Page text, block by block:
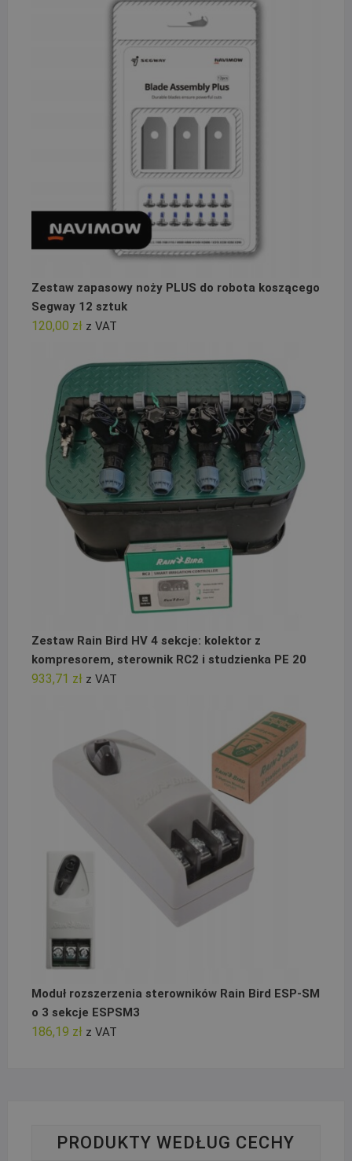
Zestaw zapasowy noży PLUS do robota koszącego
Segway 12 sztuk
120,00 zł z VAT
Zestaw Rain Bird HV 4 sekcje: kolektor z
kompresorem, sterownik RC2 i studzienka PE 20
933,71 zł z VAT
Moduł rozszerzenia sterowników Rain Bird ESP-SM
o 3 sekcje ESPSM3
186,19 zł z VAT
PRODUKTY WEDŁUG CECHY